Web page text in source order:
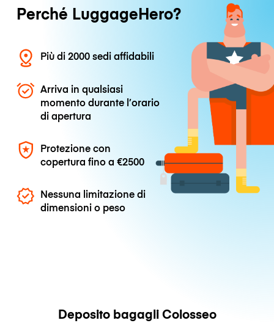
Perché LuggageHero?
Più di 2000 sedi affidabili
Arriva in qualsiasi
momento durante l’orario
di apertura
Protezione con
copertura fino a€2500
Nessuna limitazione di
dimensioni o peso
Deposito bagagli Colosseo